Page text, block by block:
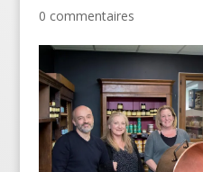
0 commentaires